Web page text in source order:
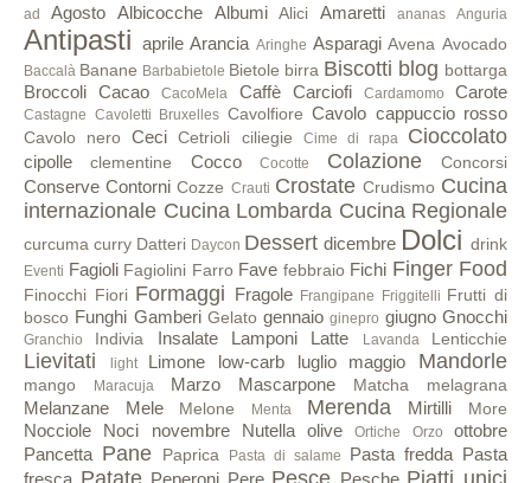
ad Agosto Albicocche Albumi Alici Amaretti ananas Anguria
Antipasti aprile Arancia Aringhe Asparagi Avena Avocado
Baccalà Banane Barbabietole Bietole birra Biscotti blog bottarga
Broccoli Cacao CacoMela Caffè Carciofi Cardamomo Carote
Castagne Cavoletti Bruxelles Cavolfiore Cavolo cappuccio rosso
Cavolo nero Ceci Cetrioli ciliegie Cime di rapa Cioccolato
cipolle clementine Cocco Cocotte Colazione Concorsi
Conserve Contorni Cozze Crauti Crostate Crudismo Cucina
internazionale Cucina Lombarda Cucina Regionale
curcuma curry Datteri Daycon Dessert dicembre Dolci drink
Eventi Fagioli Fagiolini Farro Fave febbraio Fichi Finger Food
Finocchi Fiori Formaggi Fragole Frangipane Friggitelli Frutti di
bosco Funghi Gamberi Gelato gennaio ginepro giugno Gnocchi
Granchio Indivia Insalate Lamponi Latte Lavanda Lenticchie
Lievitati light Limone low-carb luglio maggio Mandorle
mango Maracuja Marzo Mascarpone Matcha melagrana
Melanzane Mele Melone Menta Merenda Mirtilli More
Nocciole Noci novembre Nutella olive Ortiche Orzo
ottobre
Pancetta Pane Paprica Pasta di salame Pasta fredda Pasta
fresca Patate Peperoni Pere Pesce Pesche Piatti unici